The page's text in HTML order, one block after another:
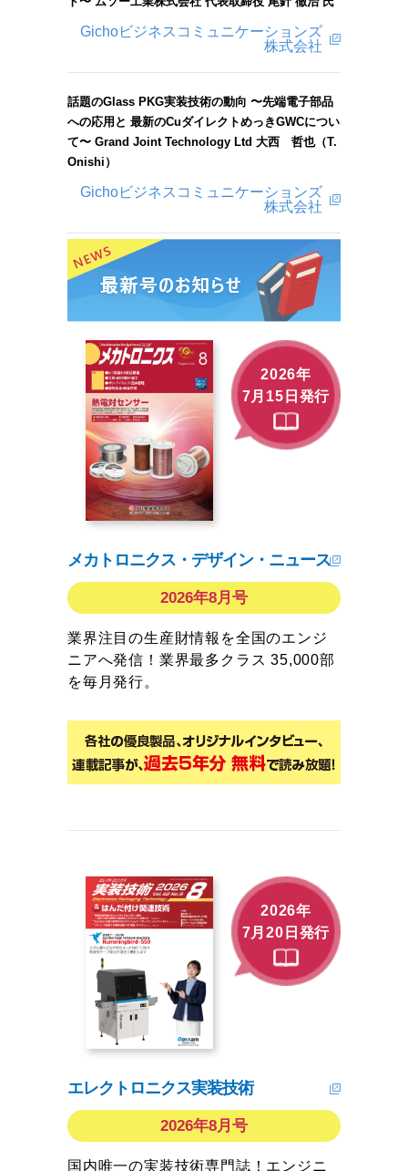
Gichoビジネスコミュニケーションズ
株式会社
話題のGlass PKG実装技術の動向 〜先端電子部品
への応用と 最新のCuダイレクトめっきGWCについ
て〜 Grand Joint Technology Ltd 大西 哲也（T.
Onishi）
Gichoビジネスコミュニケーションズ
株式会社
2026年
7月15日発行
メカトロニクス・デザイン・ニュース
2026年8月号
業界注目の生産財情報を全国のエンジ
ニアへ発信！業界最多クラス 35,000部
を毎月発行。
2026年
7月20日発行
エレクトロニクス実装技術
2026年8月号
国内唯一の実装技術専門誌！エンジニ